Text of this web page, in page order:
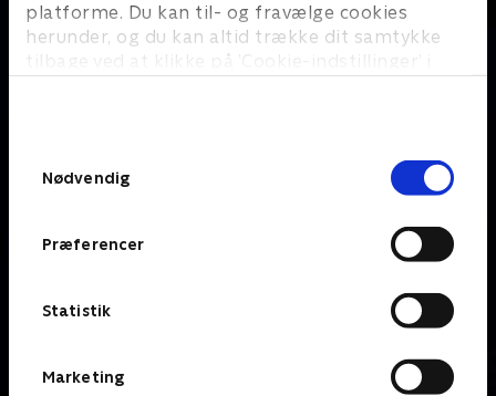
platforme. Du kan til- og fravælge cookies
herunder, og du kan altid trække dit samtykke
tilbage ved at klikke på ’Cookie-indstillinger’ i
Nødvendig
Præferencer
Statistik
Marketing
19 News
Nyheder
7 News
Nyheder